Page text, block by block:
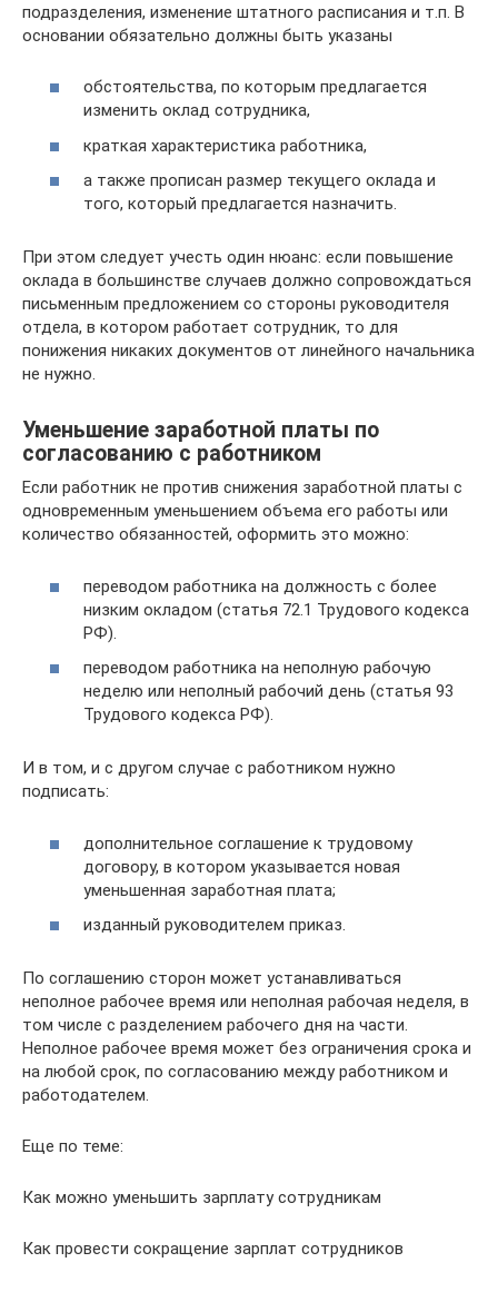
подразделения, изменение штатного расписания и т.п. В
основании обязательно должны быть указаны
обстоятельства, по которым предлагается
изменить оклад сотрудника,
краткая характеристика работника,
а также прописан размер текущего оклада и
того, который предлагается назначить.
При этом следует учесть один нюанс: если повышение
оклада в большинстве случаев должно сопровождаться
письменным предложением со стороны руководителя
отдела, в котором работает сотрудник, то для
понижения никаких документов от линейного начальника
не нужно.
Уменьшение заработной платы по
согласованию с работником
Если работник не против снижения заработной платы с
одновременным уменьшением объема его работы или
количество обязанностей, оформить это можно:
переводом работника на должность с более
низким окладом (статья 72.1 Трудового кодекса
РФ).
переводом работника на неполную рабочую
неделю или неполный рабочий день (статья 93
Трудового кодекса РФ).
И в том, и с другом случае с работником нужно
подписать:
дополнительное соглашение к трудовому
договору, в котором указывается новая
уменьшенная заработная плата;
изданный руководителем приказ.
По соглашению сторон может устанавливаться
неполное рабочее время или неполная рабочая неделя, в
том числе с разделением рабочего дня на части.
Неполное рабочее время может без ограничения срока и
на любой срок, по согласованию между работником и
работодателем.
Еще по теме:
Как можно уменьшить зарплату сотрудникам
Как провести сокращение зарплат сотрудников